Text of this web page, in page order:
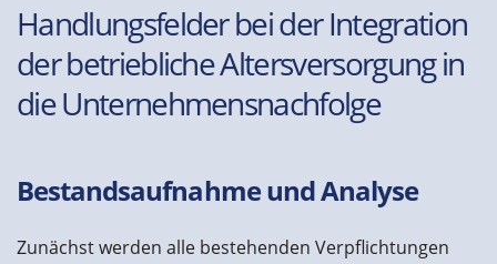
Handlungsfelder bei der Integration
der betriebliche Altersversorgung in
die Unternehmensnachfolge
Bestandsaufnahme und Analyse
Zunächst werden alle bestehenden Verpflichtungen